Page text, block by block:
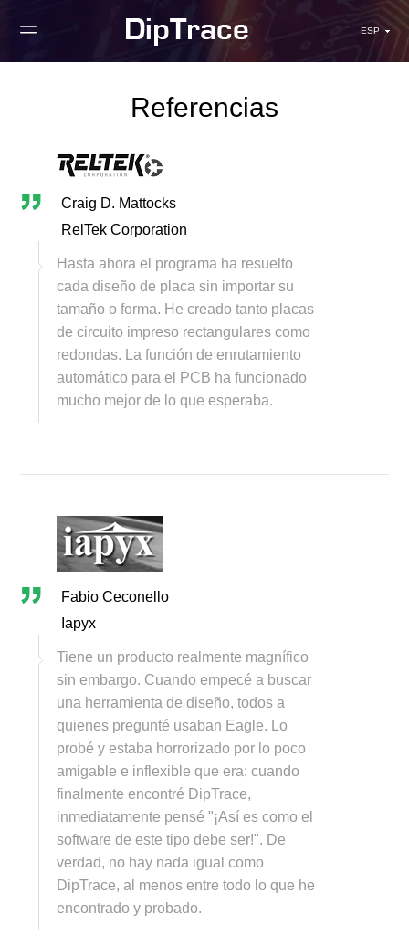
ESP
Referencias
Craig D. Mattocks
RelTek Corporation
Hasta ahora el programa ha resuelto
cada diseño de placa sin importar su
tamaño o forma. He creado tanto placas
de circuito impreso rectangulares como
redondas. La función de enrutamiento
automático para el PCB ha funcionado
mucho mejor de lo que esperaba.
Fabio Ceconello
Iapyx
Tiene un producto realmente magnífico
sin embargo. Cuando empecé a buscar
una herramienta de diseño, todos a
quienes pregunté usaban Eagle. Lo
probé y estaba horrorizado por lo poco
amigable e inflexible que era; cuando
finalmente encontré DipTrace,
inmediatamente pensé "¡Así es como el
software de este tipo debe ser!". De
verdad, no hay nada igual como
DipTrace, al menos entre todo lo que he
encontrado y probado.